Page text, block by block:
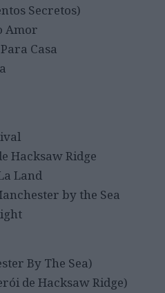
Secretos)
Amor
Casa
Hacksaw Ridge
Land
by the Sea
By The Sea)
de Hacksaw Ridge)